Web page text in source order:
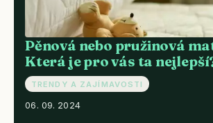
Pěnová nebo pružinová
Která je pro vás ta
TRENDY A ZAJÍMAVOSTI
06. 09. 2024